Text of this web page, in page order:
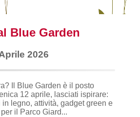
Blue Garden
2026
Il Blue Garden è il posto
12 aprile, lasciati ispirare:
legno, attività, gadget green e
il Parco Giard...